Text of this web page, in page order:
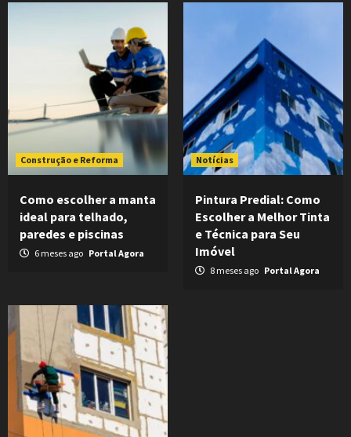
Construção e Reforma
Como escolher a manta
ideal para telhado,
paredes e piscinas
6 meses ago Portal Agora
Notícias
Pintura Predial: Como
Escolher a Melhor Tinta
e Técnica para Seu
Imóvel
8 meses ago Portal Agora